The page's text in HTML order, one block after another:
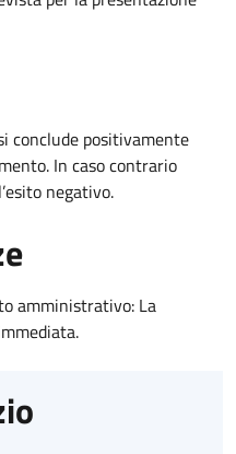
conclude positivamente
In caso contrario
negativo.
amministrativo: La